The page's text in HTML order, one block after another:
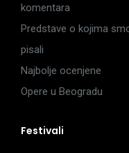
komentara
Predstave o kojima
pisali
Najbolje ocenjene
Opere u Beogradu
Festivali